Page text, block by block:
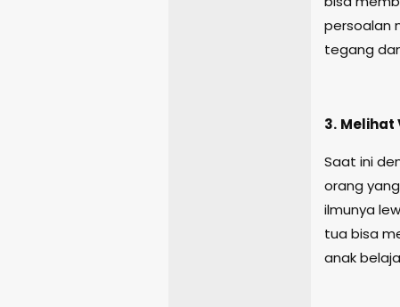
persoalan
tegang
3. Melihat
Saat ini
orang
ilmunya
tua bisa
anak